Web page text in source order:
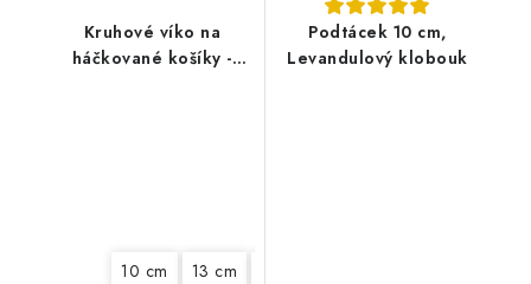
Kruhové víko na
háčkované košíky -
10 cm 13 cm
Podtácek 10 cm,
Levandulový klobouk